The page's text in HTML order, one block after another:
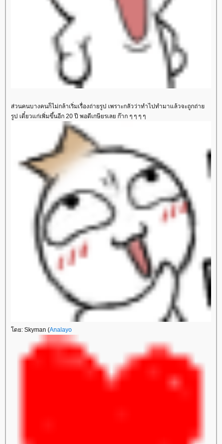
ส่วนคนบางคนก็ไม่กล้าเริ่มเรื่องถ่ายรูป เพราะกลัวว่าทำไปทำมาแล้วจะถูกถ่า
รูป เดี๋ยวแก่เพิ่มขึ้นอีก 20 ปี พอดีเกษียรเลย ก๊าก ๆ ๆ ๆ ๆ
ดย: Skyman (Analayo